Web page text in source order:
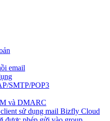
email
SMTP/POP3
và DMARC
sử dụng mail Bizfly Cloud